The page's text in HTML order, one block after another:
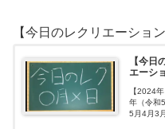
【今日のレクリエーショ
【今日
エーシ
【2024
年（令和
5月4月3